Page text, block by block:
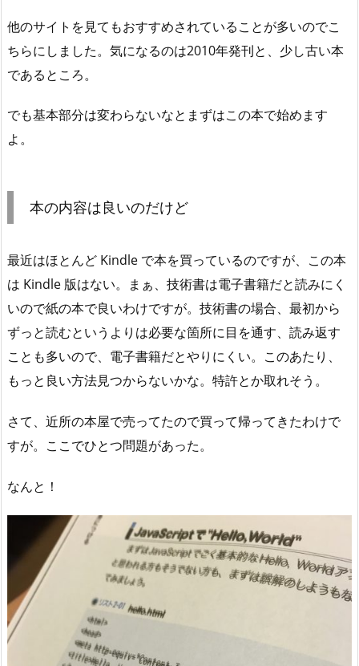
他のサイトを見てもおすすめされていることが多いのでこ
ちらにしました。気になるのは2010年発刊と、少し古い本
であるところ。
でも基本部分は変わらないなとまずはこの本で始めます
よ。
本の内容は良いのだけど
最近はほとんど Kindle で本を買っているのですが、この本
は Kindle 版はない。まぁ、技術書は電子書籍だと読みにく
いので紙の本で良いわけですが。技術書の場合、最初から
ずっと読むというよりは必要な箇所に目を通す、読み返す
ことも多いので、電子書籍だとやりにくい。このあたり、
もっと良い方法見つからないかな。特許とか取れそう。
さて、近所の本屋で売ってたので買って帰ってきたわけで
すが。ここでひとつ問題があった。
なんと！